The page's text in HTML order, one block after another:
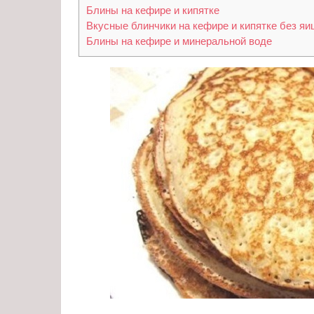
Блины на кефире и кипятке
Вкусные блинчики на кефире и кипятке без
Блины на кефире и минеральной воде